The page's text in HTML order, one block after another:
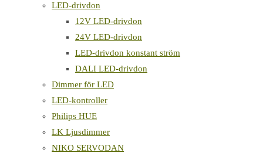
LED-drivdon
12V LED-drivdon
24V LED-drivdon
LED-drivdon konstant ström
DALI LED-drivdon
Dimmer för LED
LED-kontroller
Philips HUE
LK Ljusdimmer
NIKO SERVODAN